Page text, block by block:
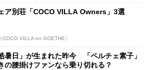
ア別荘「COCO VILLA Owners」3選
COCO VILLA on GOETHE）
酷暑日」が生まれた昨今 「ペルチェ素子」
の腰掛けファンなら乗り切れる？